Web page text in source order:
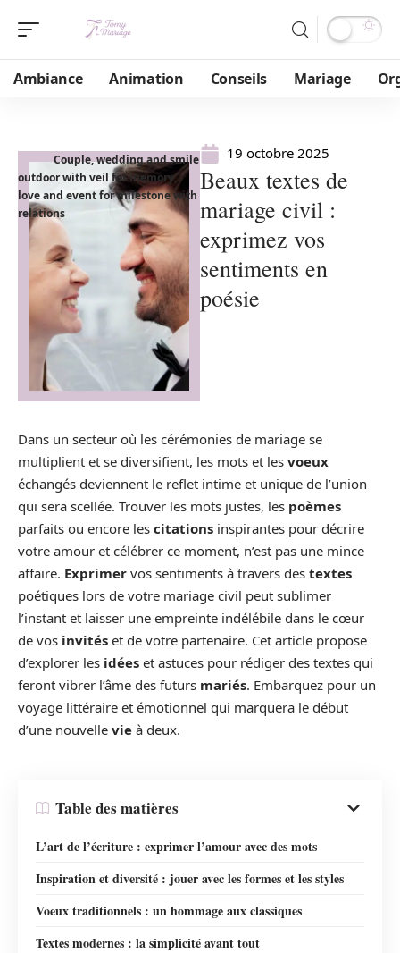
Ambiance Animation Conseils Mariage
Couple, wedding and smile
outdoor with veil for memory,
love and event for milestone with
relations
19 octobre 2025
Beaux textes de
mariage civil :
exprimez vos
sentiments en
poésie
Dans un secteur où les cérémonies de mariage se
multiplient et se diversifient, les mots et les voeux
échangés deviennent le reflet intime et unique de l’union
qui sera scellée. Trouver les mots justes, les poèmes
parfaits ou encore les citations inspirantes pour décrire
votre amour et célébrer ce moment, n’est pas une mince
affaire. Exprimer vos sentiments à travers des textes
poétiques lors de votre mariage civil peut sublimer
l’instant et laisser une empreinte indélébile dans le cœur
de vos invités et de votre partenaire. Cet article propose
d’explorer les idées et astuces pour rédiger des textes qui
feront vibrer l’âme des futurs mariés. Embarquez pour un
voyage littéraire et émotionnel qui marquera le début
d’une nouvelle vie à deux.
Table des matières
L’art de l’écriture : exprimer l’amour avec des mots
Inspiration et diversité : jouer avec les formes et les styles
Voeux traditionnels : un hommage aux classiques
Textes modernes : la simplicité avant tout